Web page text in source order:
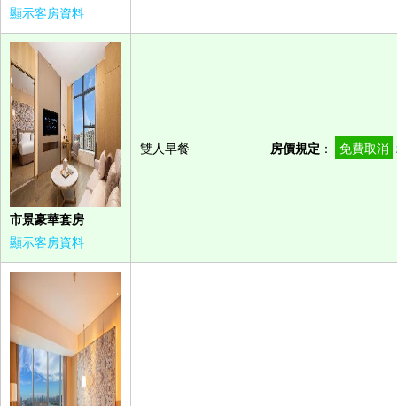
顯示客房資料
市景豪華套房
顯示客房資料
雙人早餐 房價規定 ： 免費取消